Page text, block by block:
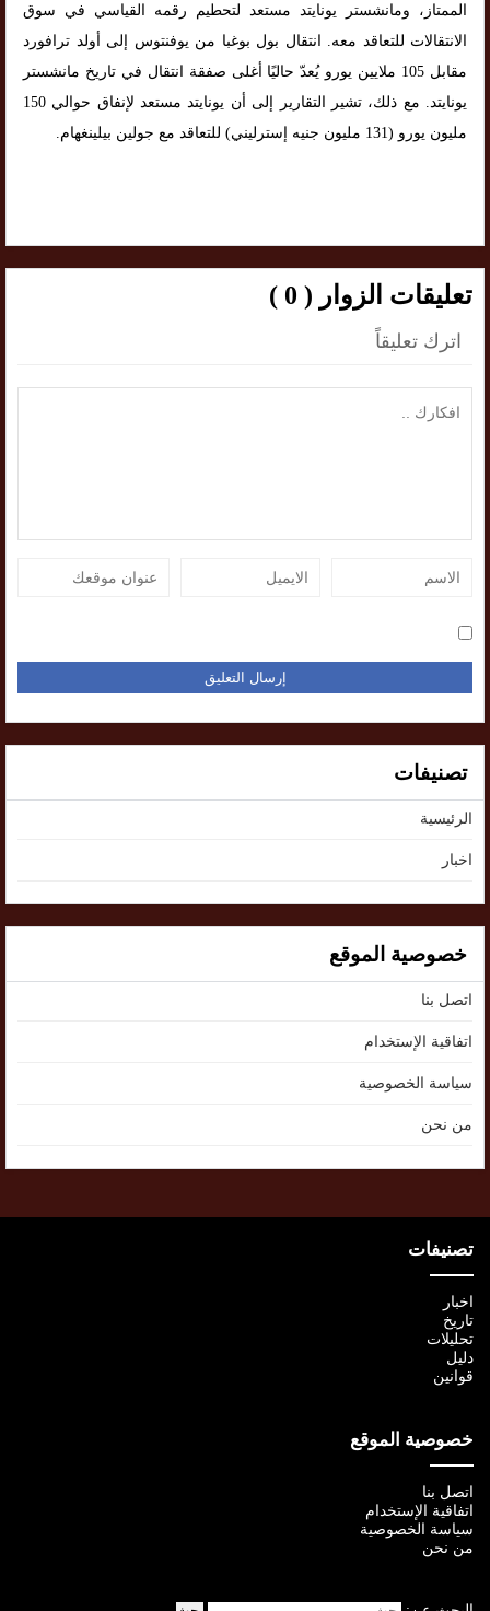
الممتاز، ومانشستر يونايتد مستعد لتحطيم رقمه القياسي في سوق
الانتقالات للتعاقد معه. انتقال بول بوغبا من يوفنتوس إلى أولد ترافورد
مقابل 105 ملايين يورو يُعدّ حاليًا أغلى صفقة انتقال في تاريخ مانشستر
يونايتد. مع ذلك، تشير التقارير إلى أن يونايتد مستعد لإنفاق حوالي 150
مليون يورو (131 مليون جنيه إسترليني) للتعاقد مع جولين بيلينغهام.
تعليقات الزوار ( 0 )
اترك تعليقاً
تصنيفات
الرئيسية
اخبار
خصوصية الموقع
اتصل بنا
اتفاقية الإستخدام
سياسة الخصوصية
من نحن
تصنيفات
اخبار
تاريخ
تحليلات
دليل
قوانين
خصوصية الموقع
اتصل بنا
اتفاقية الإستخدام
سياسة الخصوصية
من نحن